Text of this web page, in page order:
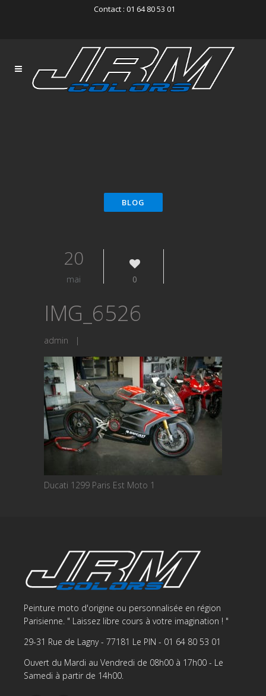
Contact : 01 64 80 53 01
20
mai 0
IMG_6526
admin |
Ducati 1299 Paris Est Moto 1
Peinture moto d'origine ou personnalisée en région
Parisienne. " Laissez libre cours à votre imagination ! "
29-31 Rue de Lagny - 77181 Le PIN - 01 64 80 53 01
Ouvert du Mardi au Vendredi de 08h00 à 17h00 - Le
Samedi à partir de 14h00.